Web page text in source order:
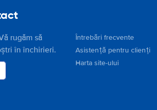
rugăm să
în închirieri.
Întrebări frecvente
Asistență pentru clienți
Harta site-ului